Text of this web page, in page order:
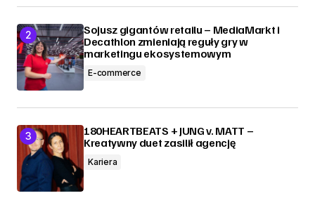
Sojusz gigantów retailu – MediaMarkt i
Decathlon zmieniają reguły gry w
marketingu ekosystemowym
E-commerce
180HEARTBEATS + JUNG v. MATT –
Kreatywny duet zasilił agencję
Kariera